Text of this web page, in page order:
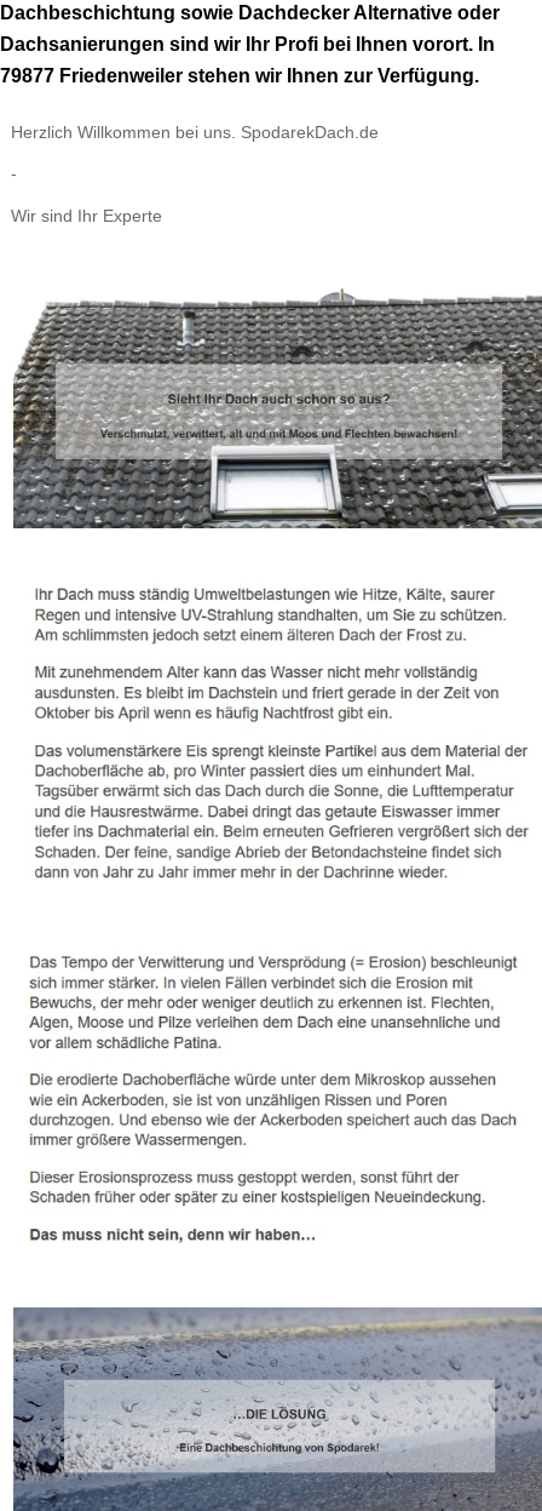
Dachbeschichtung sowie Dachdecker Alternative oder
Dachsanierungen sind wir Ihr Profi bei Ihnen vorort. In
79877 Friedenweiler stehen wir Ihnen zur Verfügung.
Herzlich Willkommen bei uns. SpodarekDach.de
-
Wir sind Ihr Experte